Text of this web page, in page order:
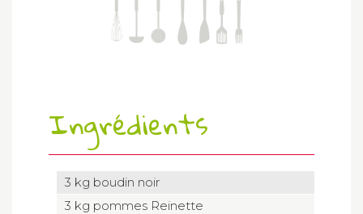
Ingrédients
3 kg boudin noir
3 kg pommes Reinette